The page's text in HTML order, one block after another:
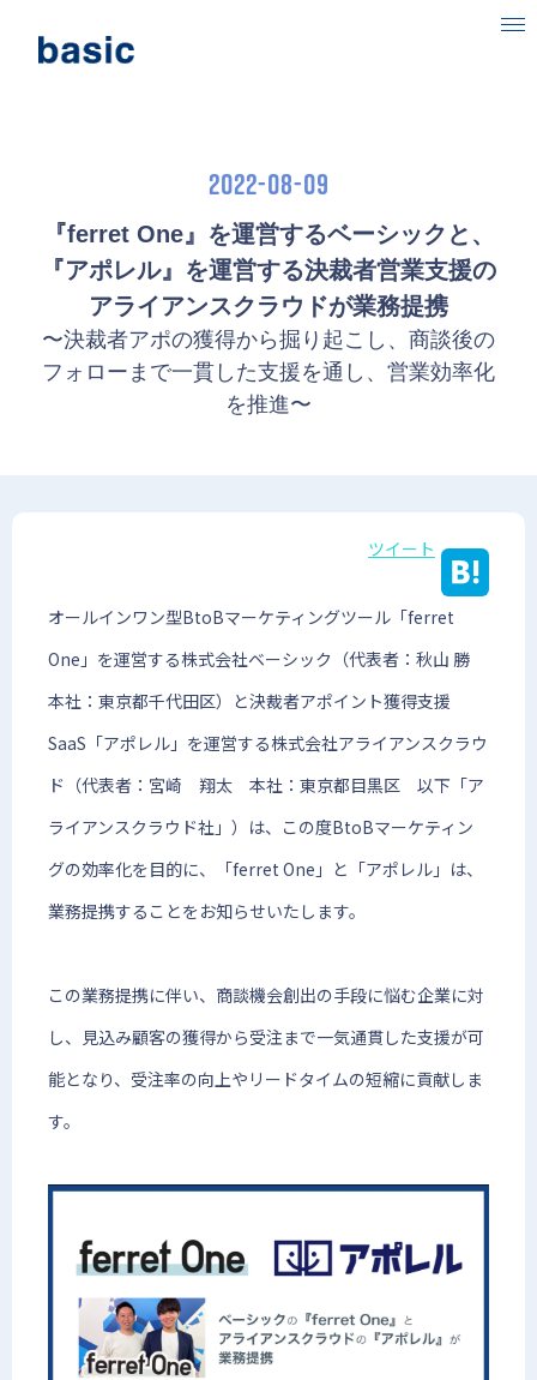
ニュース
IR情報
採用情報
2022-08-09
『ferret One』を運営するベーシックと、
『アポレル』を運営する決裁者営業支援の
アライアンスクラウドが業務提携
〜決裁者アポの獲得から掘り起こし、商談後の
フォローまで一貫した支援を通し、営業効率化
を推進〜
ツイート
オールインワン型BtoBマーケティングツール「ferret
One」を運営する株式会社ベーシック（代表者：秋山 勝
本社：東京都千代田区）と決裁者アポイント獲得支援
SaaS「アポレル」を運営する株式会社アライアンスクラウ
ド（代表者：宮崎 翔太 本社：東京都目黒区 以下「ア
ライアンスクラウド社」）は、この度BtoBマーケティン
グの効率化を目的に、「ferret One」と「アポレル」は、
業務提携することをお知らせいたします。
この業務提携に伴い、商談機会創出の手段に悩む企業に対
し、見込み顧客の獲得から受注まで一気通貫した支援が可
能となり、受注率の向上やリードタイムの短縮に貢献しま
す。